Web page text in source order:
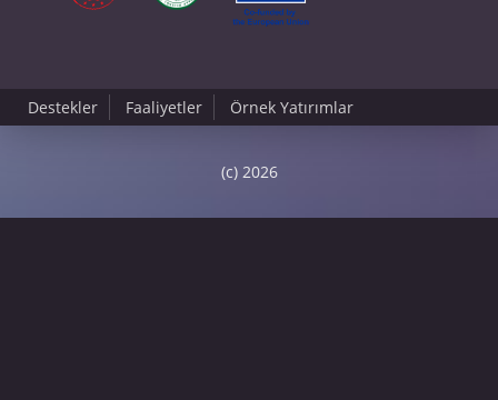
Destekler Faaliyetler Örnek Yatırımlar
(c) 2026